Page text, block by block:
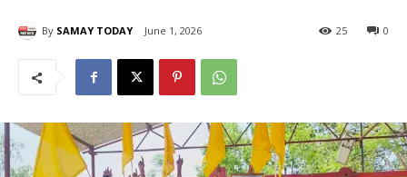
By SAMAY TODAY June 1, 2026 0
25